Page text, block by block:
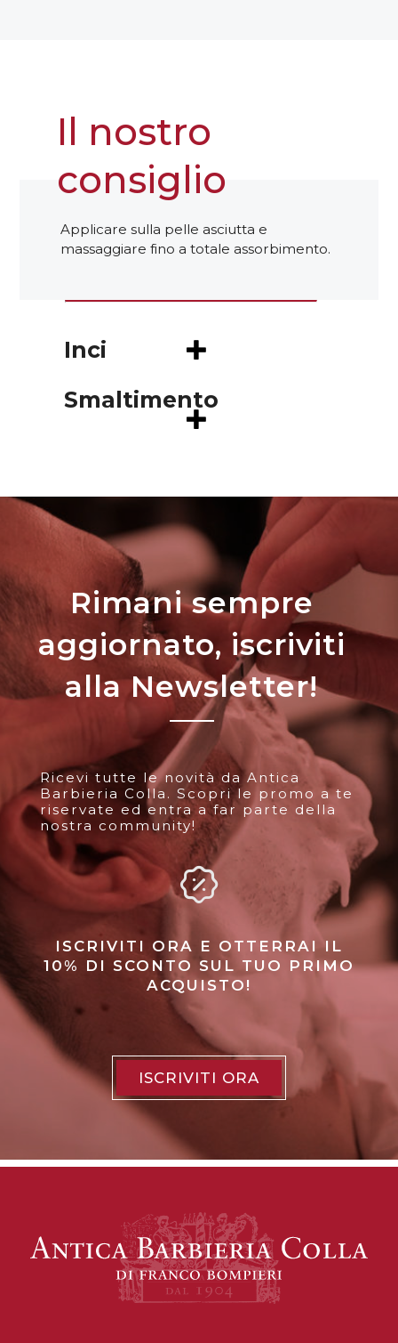
Il nostro
consiglio
Applicare sulla pelle asciutta e
massaggiare fino a totale assorbimento.
Inci
Smaltimento
Rimani sempre
aggiornato, iscriviti
alla Newsletter!
Ricevi tutte le novità da Antica
Barbieria Colla. Scopri le promo a te
riservate ed entra a far parte della
nostra community!
ISCRIVITI ORA E OTTERRAI IL
10% DI SCONTO SUL TUO PRIMO
ACQUISTO!
ISCRIVITI ORA